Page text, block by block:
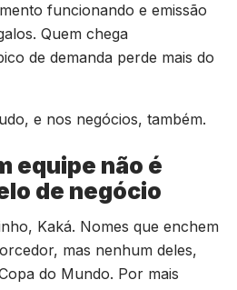
funcionando e emissão
Quem chega
de demanda perde mais do
e nos negócios, também.
equipe não é
de negócio
Kaká. Nomes que enchem
mas nenhum deles,
do Mundo. Por mais